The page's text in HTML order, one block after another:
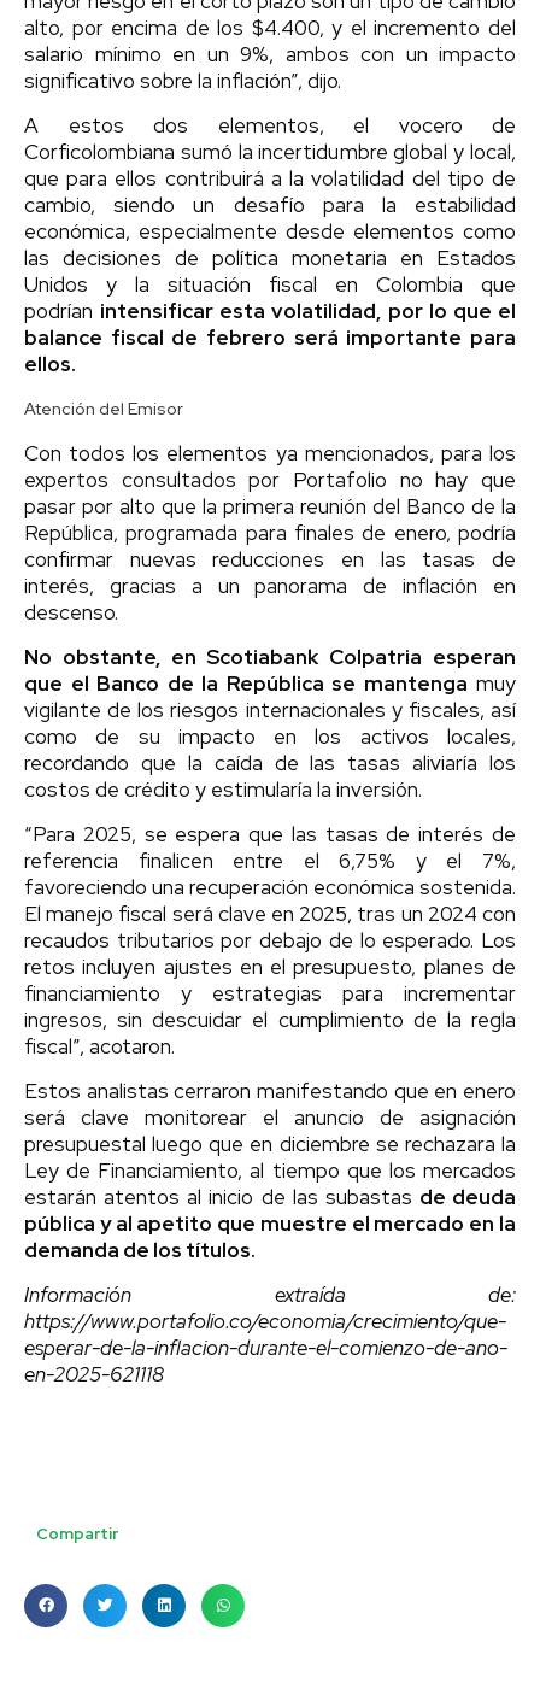
alto, por encima de los $4.400, y el incremento del
salario mínimo en un 9%, ambos con un impacto
significativo sobre la inflación”, dijo.
A estos dos elementos, el vocero de
Corficolombiana sumó la incertidumbre global y local,
que para ellos contribuirá a la volatilidad del tipo de
cambio, siendo un desafío para la estabilidad
económica, especialmente desde elementos como
las decisiones de política monetaria en Estados
Unidos y la situación fiscal en Colombia que
podrían intensificar esta volatilidad, por lo que el
balance fiscal de febrero será importante para
ellos.
Atención del Emisor
Con todos los elementos ya mencionados, para los
expertos consultados por Portafolio no hay que
pasar por alto que la primera reunión del Banco de la
República, programada para finales de enero, podría
confirmar nuevas reducciones en las tasas de
interés, gracias a un panorama de inflación en
descenso.
No obstante, en Scotiabank Colpatria esperan
que el Banco de la República se mantenga muy
vigilante de los riesgos internacionales y fiscales, así
como de su impacto en los activos locales,
recordando que la caída de las tasas aliviaría los
costos de crédito y estimularía la inversión.
“Para 2025, se espera que las tasas de interés de
referencia finalicen entre el 6,75% y el 7%,
favoreciendo una recuperación económica sostenida.
El manejo fiscal será clave en 2025, tras un 2024 con
recaudos tributarios por debajo de lo esperado. Los
retos incluyen ajustes en el presupuesto, planes de
financiamiento y estrategias para incrementar
ingresos, sin descuidar el cumplimiento de la regla
fiscal”, acotaron.
Estos analistas cerraron manifestando que en enero
será clave monitorear el anuncio de asignación
presupuestal luego que en diciembre se rechazara la
Ley de Financiamiento, al tiempo que los mercados
estarán atentos al inicio de las subastas de deuda
pública y al apetito que muestre el mercado en la
demanda de los títulos.
Información extraída de:
https://www.portafolio.co/economia/crecimiento/que-
esperar-de-la-inflacion-durante-el-comienzo-de-ano-
en-2025-621118
Compartir